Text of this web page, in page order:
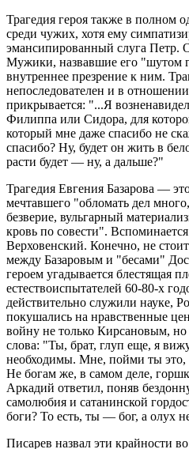
Трагедия героя также в полном
среди чужих, хотя ему
эмансипированный слуга Петр.
Мужики, назвавшие его "шутом
внутреннее презрение к ним.
непоследователен и в
прикрывается: "...Я
Филиппа или Сидора, для
который мне даже спасибо не
спасибо? Ну, будет он жить в
расти будет — ну, а дальше?"
Трагедия Евгения Базарова —
мечтавшего "обломать дел
безверие, вульгарный
кровь по совести".
Верховенский. Конечно, не стоит
между Базаровым и "бесами"
героем угадывается блестящая
естествоиспытателей 60-80-х
действительно служили науке,
покушались на нравственные
войну не только Кирсановым,
слова: "Ты, брат, глуп еще, я
необходимы. Мне, пойми ты
Не богам же, в самом деле,
Аркадий ответил, поняв
самолюбия и сатанинской
боги? То есть, ты — бог, а олух
Писарев назвал эти крайности во